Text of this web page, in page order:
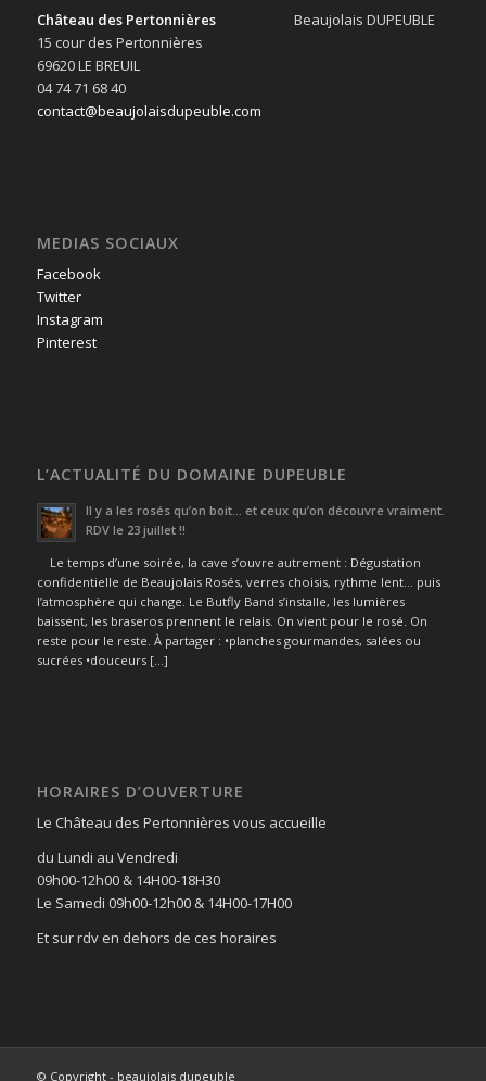
Château des Pertonnières
Beaujolais DUPEUBLE
15 cour des Pertonnières
69620 LE BREUIL
04 74 71 68 40
contact@beaujolaisdupeuble.com
MEDIAS SOCIAUX
Facebook
Twitter
Instagram
Pinterest
L’ACTUALITÉ DU DOMAINE DUPEUBLE
Il y a les rosés qu’on boit… et ceux qu’on découvre vraiment.
RDV le 23 juillet !!
Le temps d’une soirée, la cave s’ouvre autrement : Dégustation
confidentielle de Beaujolais Rosés, verres choisis, rythme lent… puis
l’atmosphère qui change. Le Butfly Band s’installe, les lumières
baissent, les braseros prennent le relais. On vient pour le rosé. On
reste pour le reste. À partager : •planches gourmandes, salées ou
sucrées •douceurs […]
HORAIRES D’OUVERTURE
Le Château des Pertonnières vous accueille
du Lundi au Vendredi
09h00-12h00 & 14H00-18H30
Le Samedi 09h00-12h00 & 14H00-17H00
Et sur rdv en dehors de ces horaires
© Copyright - beaujolais dupeuble